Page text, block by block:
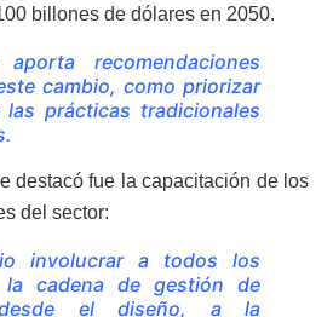
billones de dólares en 2050.
recomendaciones
cambio, como priorizar
prácticas tradicionales
destacó fue la capacitación de los
del sector:
involucrar a todos los
cadena de gestión de
desde el diseño, a la